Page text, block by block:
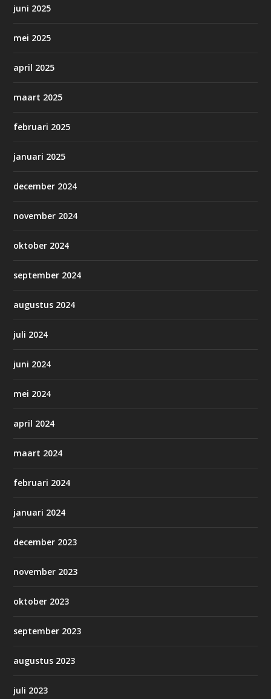
juni 2025
mei 2025
april 2025
maart 2025
februari 2025
januari 2025
december 2024
november 2024
oktober 2024
september 2024
augustus 2024
juli 2024
juni 2024
mei 2024
april 2024
maart 2024
februari 2024
januari 2024
december 2023
november 2023
oktober 2023
september 2023
augustus 2023
juli 2023